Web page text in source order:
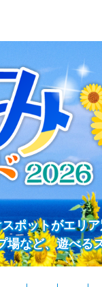
ポットがエリ
場など、遊べる